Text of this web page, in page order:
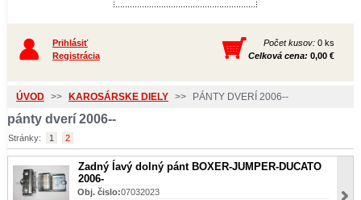
Prihlásiť
Registrácia
Počet kusov: 0 ks
Celková cena: 0,00 €
ÚVOD >> KAROSÁRSKE DIELY >> PÁNTY DVERÍ 2006--
pánty dverí 2006--
Stránky: 1 2
Zadný ĺavý dolný pánt BOXER-JUMPER-DUCATO
2006-
Obj. čislo:07032023